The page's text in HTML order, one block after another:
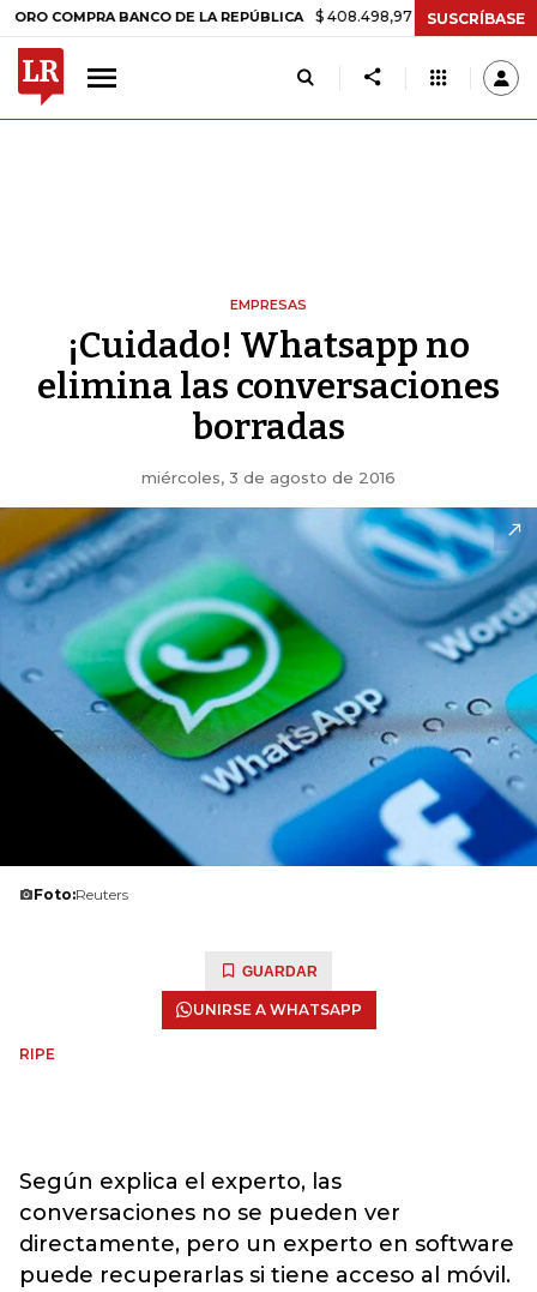
BANCO DE LA REPÚBLICA $ 408.498,97 +$ 8.753,81 +2,19%
SUSCRÍBASE
EMPRESAS
¡Cuidado! Whatsapp no
elimina las conversaciones
borradas
miércoles, 3 de agosto de 2016
Foto:Reuters
GUARDAR
UNIRSE A WHATSAPP
RIPE
Según explica el experto, las
conversaciones no se pueden ver
directamente, pero un experto en software
puede recuperarlas si tiene acceso al móvil.